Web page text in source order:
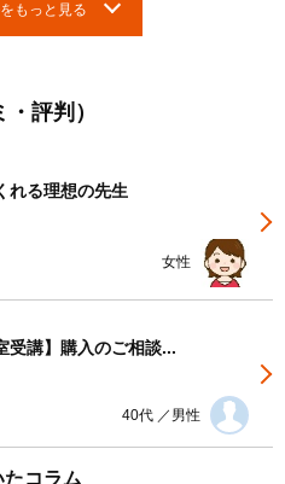
もっと見る
評判）
れる理想の先生
女性
受講】購入のご相談...
40代 ／男性
コラム